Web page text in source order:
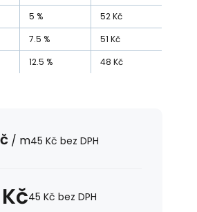
5 % 52Kč
7.5 % 51 Kč
12.5 % 48 Kč
/ m45 Kč bez DPH
Kč45 Kč bez DPH